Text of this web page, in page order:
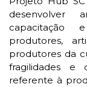
desenvolver
capacitação
produtores,
produtores da
fragilidades e
referente à